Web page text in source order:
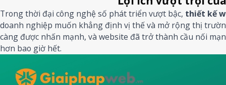
Trong thời đại công nghệ số phát triển vượt bậc, thiết kế
doanh nghiệp muốn khẳng định vị thế và mở rộng thị
càng được nhấn mạnh, và website đã trở thành cầu nối
hơn bao giờ hết.